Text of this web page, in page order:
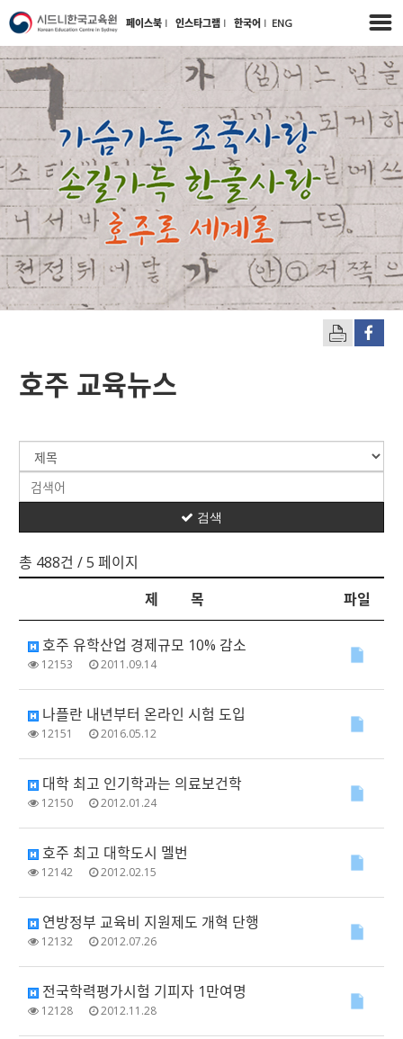
페이스북 l 인스타그램 l 한국어 l ENG
호주 교육뉴스
총 488건 / 5 페이지
검색
제 목 파일
호주 유학산업 경제규모 10% 감소
12153 2011.09.14
나플란 내년부터 온라인 시험 도입
12151 2016.05.12
대학 최고 인기학과는 의료보건학
12150 2012.01.24
호주 최고 대학도시 멜번
12142 2012.02.15
연방정부 교육비 지원제도 개혁 단행
12132 2012.07.26
전국학력평가시험 기피자 1만여명
12128 2012.11.28